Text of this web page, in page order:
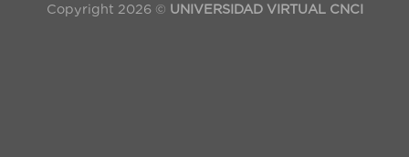
Copyright 2026 © UNIVERSIDAD VIRTUAL CNCI